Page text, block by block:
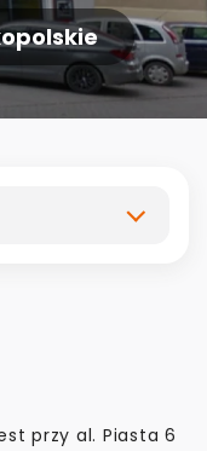
przy al. Piasta 6